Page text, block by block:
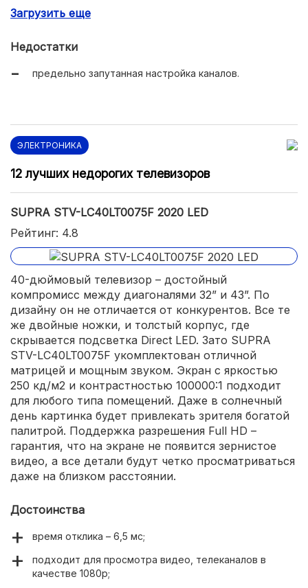
отличный набор коммуникационных портов: 2xUSB,
простое, полностью русифицированное меню;
пульт с мощным ИК-передатчиком.
Загрузить еще
Недостатки
предельно запутанная настройка каналов.
ЭЛЕКТРОНИКА
12 лучших недорогих телевизоров
SUPRA STV-LC40LT0075F 2020 LED
Рейтинг: 4.8
40-дюймовый телевизор – достойный
компромисс между диагоналями 32” и 43”. По
дизайну он не отличается от конкурентов. Все те
же двойные ножки, и толстый корпус, где
скрывается подсветка Direct LED. Зато SUPRA
STV-LC40LT0075F укомплектован отличной
матрицей и мощным звуком. Экран с яркостью
250 кд/м2 и контрастностью 100000:1 подходит
для любого типа помещений. Даже в солнечный
день картинка будет привлекать зрителя богатой
палитрой. Поддержка разрешения Full HD –
гарантия, что на экране не появится зернистое
видео, а все детали будут четко просматриваться
даже на близком расстоянии.
Достоинства
время отклика – 6,5 мс;
подходит для просмотра видео, телеканалов в
качестве 1080p;